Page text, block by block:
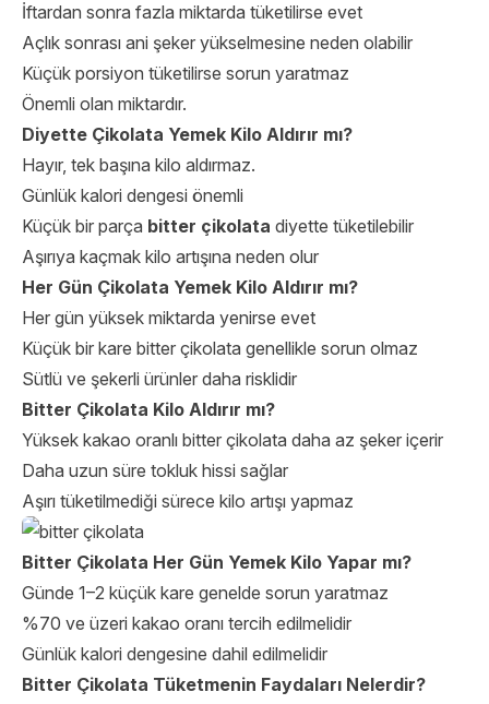
İftardan sonra fazla miktarda tüketilirse evet
Açlık sonrası ani şeker yükselmesine neden olabilir
Küçük porsiyon tüketilirse sorun yaratmaz
Önemli olan miktardır.
Diyette Çikolata Yemek Kilo Aldırır mı?
Hayır, tek başına kilo aldırmaz.
Günlük kalori dengesi önemli
Küçük bir parça bitter çikolata diyette tüketilebilir
Aşırıya kaçmak kilo artışına neden olur
Her Gün Çikolata Yemek Kilo Aldırır mı?
Her gün yüksek miktarda yenirse evet
Küçük bir kare bitter çikolata genellikle sorun olmaz
Sütlü ve şekerli ürünler daha risklidir
Bitter Çikolata Kilo Aldırır mı?
Yüksek kakao oranlı bitter çikolata daha az şeker içerir
Daha uzun süre tokluk hissi sağlar
Aşırı tüketilmediği sürece kilo artışı yapmaz
Bitter Çikolata Her Gün Yemek Kilo Yapar mı?
Günde 1–2 küçük kare genelde sorun yaratmaz
%70 ve üzeri kakao oranı tercih edilmelidir
Günlük kalori dengesine dahil edilmelidir
Bitter Çikolata Tüketmenin Faydaları Nelerdir?